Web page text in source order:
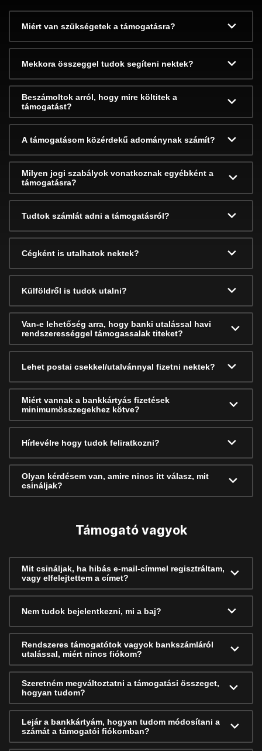
Miért van szükségetek a támogatásra?
Mekkora összeggel tudok segíteni nektek?
Beszámoltok arról, hogy mire költitek a
támogatást?
A támogatásom közérdekű adománynak számít?
Milyen jogi szabályok vonatkoznak egyébként a
támogatásra?
Tudtok számlát adni a támogatásról?
Cégként is utalhatok nektek?
Külföldről is tudok utalni?
Van-e lehetőség arra, hogy banki utalással havi
rendszerességgel támogassalak titeket?
Lehet postai csekkel/utalvánnyal fizetni nektek?
Miért vannak a bankkártyás fizetések
minimumösszegekhez kötve?
Hírlevélre hogy tudok feliratkozni?
Olyan kérdésem van, amire nincs itt válasz, mit
csináljak?
Támogató vagyok
Mit csináljak, ha hibás e-mail-címmel regisztráltam,
vagy elfelejtettem a címet?
Nem tudok bejelentkezni, mi a baj?
Rendszeres támogatótok vagyok bankszámláról
utalással, miért nincs fiókom?
Szeretném megváltoztatni a támogatási összeget,
hogyan tudom?
Lejár a bankkártyám, hogyan tudom módosítani a
számát a támogatói fiókomban?